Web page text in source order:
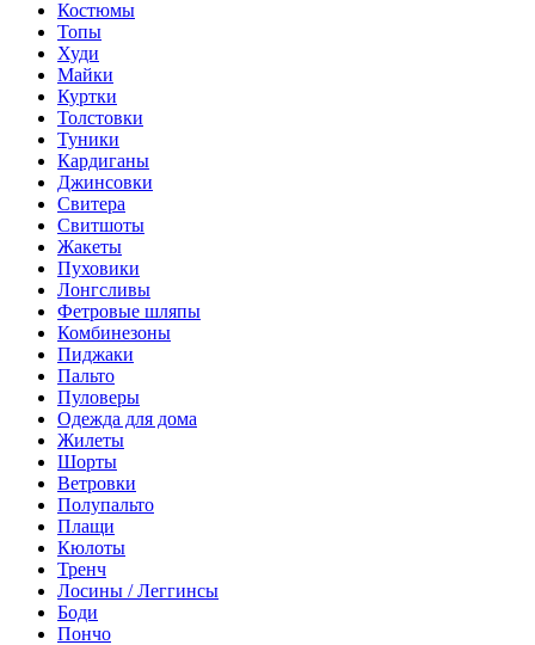
Костюмы
Топы
Худи
Майки
Куртки
Толстовки
Туники
Кардиганы
Джинсовки
Свитера
Свитшоты
Жакеты
Пуховики
Лонгсливы
Фетровые шляпы
Комбинезоны
Пиджаки
Пальто
Пуловеры
Одежда для дома
Жилеты
Шорты
Ветровки
Полупальто
Плащи
Кюлоты
Тренч
Лосины / Леггинсы
Боди
Пончо